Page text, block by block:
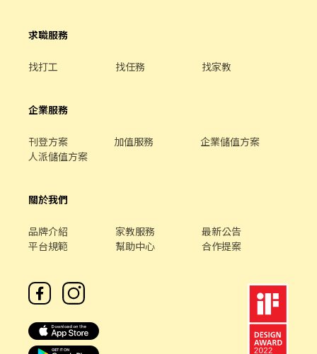
作的樣子，覺得合適再繼續排班，不勉強。
求職服務
找打工 找任務 找家教
企業服務
刊登方案 加值服務
企業儲值方案
人派儲值方案
關於我們
品牌介紹 家教服務
最新公告
平台規範
幫助中心 合作提案